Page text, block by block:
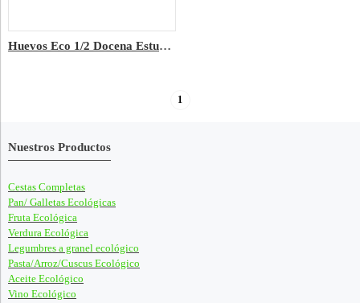
Huevos Eco 1/2 Docena Estuchados de Sierra de las Nieves
1
Nuestros Productos
Cestas Completas
Pan/ Galletas Ecológicas
Fruta Ecológica
Verdura Ecológica
Legumbres a granel ecológico
Pasta/Arroz/Cuscus Ecológico
Aceite Ecológico
Vino Ecológico